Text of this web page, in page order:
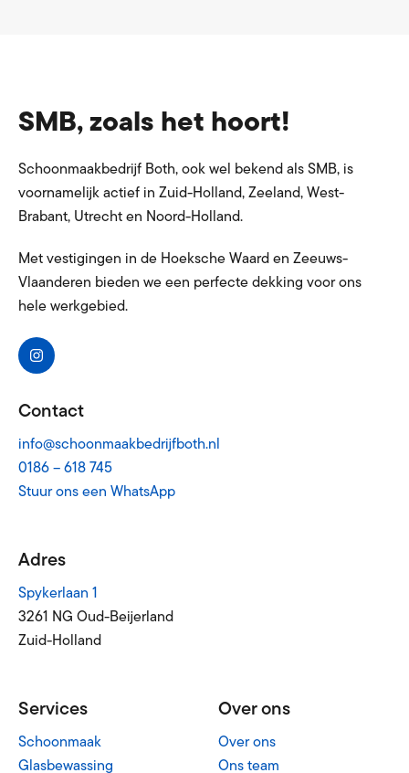
SMB, zoals het hoort!
Schoonmaakbedrijf Both, ook wel bekend als SMB, is
voornamelijk actief in Zuid-Holland, Zeeland, West-
Brabant, Utrecht en Noord-Holland.
Met vestigingen in de Hoeksche Waard en Zeeuws-
Vlaanderen bieden we een perfecte dekking voor ons
hele werkgebied.
Contact
info@schoonmaakbedrijfboth.nl
0186 – 618 745
Stuur ons een WhatsApp
Adres
Spykerlaan 1
3261 NG Oud-Beijerland
Zuid-Holland
Services
Schoonmaak
Glasbewassing
Over ons
Over ons
Ons team